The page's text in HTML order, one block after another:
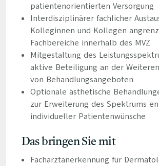
patientenorientierten Versorgung
Interdisziplinärer fachlicher
Kolleginnen und Kollegen
Fachbereiche innerhalb des MVZ
Mitgestaltung des
aktive Beteiligung an der
von Behandlungsangeboten
Optionale ästhetische
zur Erweiterung des Spektrums
individueller Patientenwünsche
Das bringen Sie mit
Facharztanerkennung für